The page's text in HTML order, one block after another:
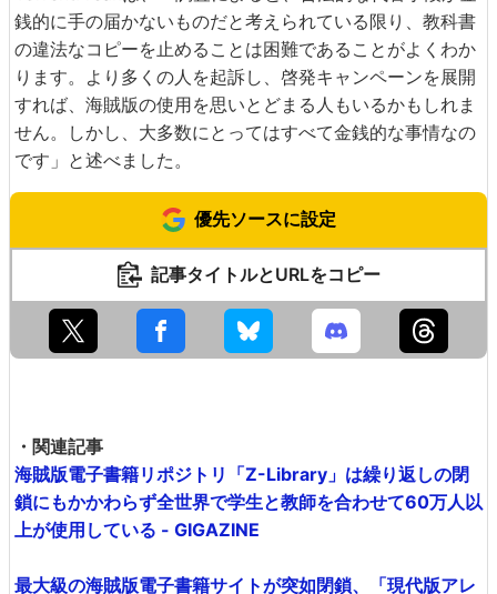
銭的に手の届かないものだと考えられている限り、教科書
の違法なコピーを止めることは困難であることがよくわか
ります。より多くの人を起訴し、啓発キャンペーンを展開
すれば、海賊版の使用を思いとどまる人もいるかもしれま
せん。しかし、大多数にとってはすべて金銭的な事情なの
です」と述べました。
優先ソースに設定
記事タイトルとURLをコピー
・関連記事
海賊版電子書籍リポジトリ「Z-Library」は繰り返しの閉
鎖にもかかわらず全世界で学生と教師を合わせて60万人以
上が使用している - GIGAZINE
最大級の海賊版電子書籍サイトが突如閉鎖、「現代版アレ